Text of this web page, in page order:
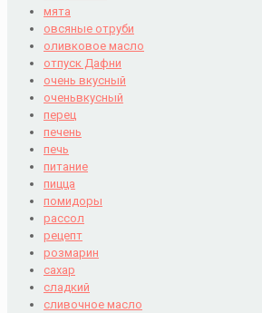
мята
овсяные отруби
оливковое масло
отпуск Дафни
очень вкусный
оченьвкусный
перец
печень
печь
питание
пицца
помидоры
рассол
рецепт
розмарин
сахар
сладкий
сливочное масло